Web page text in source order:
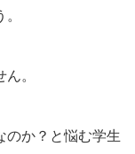
。
のか？と悩む学生